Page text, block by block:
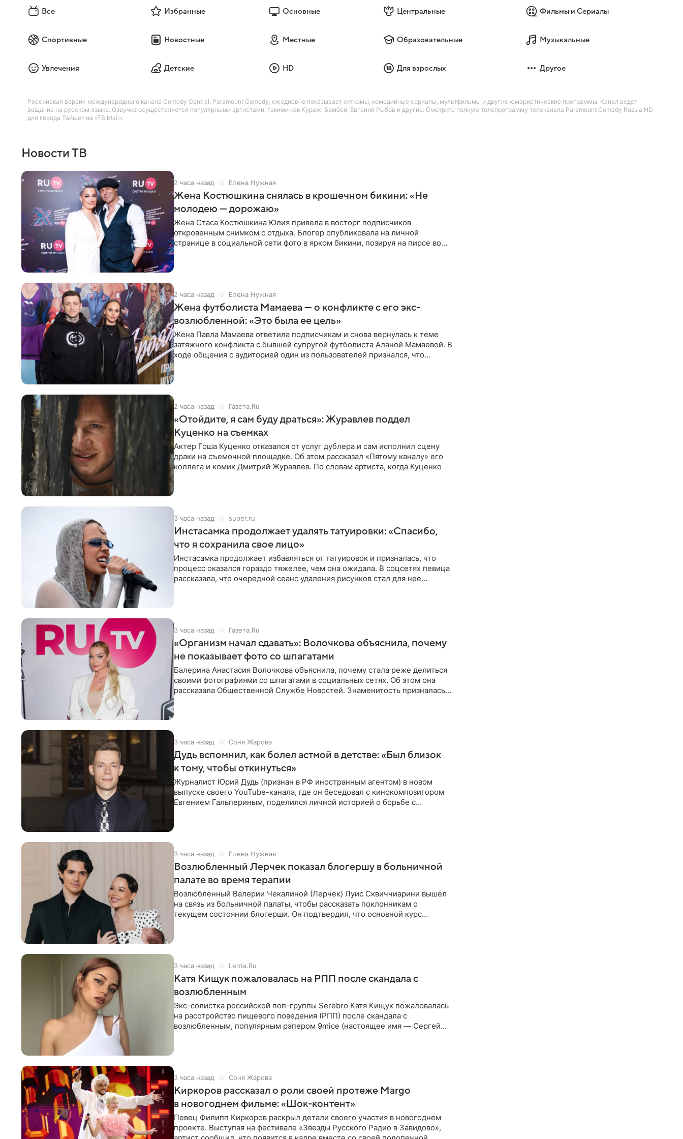
Все Избранные Основные Центральные Фильмы и Сериалы
Спортивные Новостные Местные Образовательные Музыкальные
Увлечения Детские HD Для взрослых Другое
Российская версия международного канала Comedy Central, Paramount Comedy, ежедневно показывает ситкомы, комедийные сериалы, мультфильмы и другие юмористические программы. Канал ведет
вещание на русском языке. Озвучка осуществляется популярными артистами, такими как Кураж-Бамбей, Евгений Рыбов и другие. Смотрите полную телепрограмму телеканала Paramount Comedy Russia HD
для города Тайшет на «ТВ Mail».
Новости ТВ
2 часа назад Елена Нужная
Жена Костюшкина снялась в крошечном бикини: «Не
молодею — дорожаю»
Жена Стаса Костюшкина Юлия привела в восторг подписчиков
откровенным снимком с отдыха. Блогер опубликовала на личной
странице в социальной сети фото в ярком бикини, позируя на пирсе во
2 часа назад Елена Нужная
Жена футболиста Мамаева — о конфликте с его экс-
возлюбленной: «Это была ее цель»
Жена Павла Мамаева ответила подписчикам и снова вернулась к теме
затяжного конфликта с бывшей супругой футболиста Аланой Мамаевой. В
ходе общения с аудиторией один из пользователей признался, что
2 часа назад Газета.Ru
«Отойдите, я сам буду драться»: Журавлев поддел
Куценко на съемках
Актер Гоша Куценко отказался от услуг дублера и сам исполнил сцену
драки на съемочной площадке. Об этом рассказал «Пятому каналу» его
коллега и комик Дмитрий Журавлев. По словам артиста, когда Куценко
3 часа назад super.ru
Инстасамка продолжает удалять татуировки: «Спасибо,
что я сохранила свое лицо»
Инстасамка продолжает избавляться от татуировок и призналась, что
процесс оказался гораздо тяжелее, чем она ожидала. В соцсетях певица
рассказала, что очередной сеанс удаления рисунков стал для нее
3 часа назад Газета.Ru
«Организм начал сдавать»: Волочкова объяснила, почему
не показывает фото со шпагатами
Балерина Анастасия Волочкова объяснила, почему стала реже делиться
своими фотографиями со шпагатами в социальных сетях. Об этом она
рассказала Общественной Службе Новостей. Знаменитость призналась,
3 часа назад Соня Жарова
Дудь вспомнил, как болел астмой в детстве: «Был близок
к тому, чтобы откинуться»
Журналист Юрий Дудь (признан в РФ иностранным агентом) в новом
выпуске своего YouTube-канала, где он беседовал с кинокомпозитором
Евгением Гальпериным, поделился личной историей о борьбе с
3 часа назад Елена Нужная
Возлюбленный Лерчек показал блогершу в больничной
палате во время терапии
Возлюбленный Валерии Чекалиной (Лерчек) Луис Сквиччиарини вышел
на связь из больничной палаты, чтобы рассказать поклонникам о
текущем состоянии блогерши. Он подтвердил, что основной курс
3 часа назад Lenta.Ru
Катя Кищук пожаловалась на РПП после скандала с
возлюбленным
Экс-солистка российской поп-группы Serebro Катя Кищук пожаловалась
на расстройство пищевого поведения (РПП) после скандала с
возлюбленным, популярным рэпером 9mice (настоящее имя — Сергей
3 часа назад Соня Жарова
Киркоров рассказал о роли своей протеже Margo
в новогоднем фильме: «Шок-контент»
Певец Филипп Киркоров раскрыл детали своего участия в новогоднем
проекте. Выступая на фестивале «Звезды Русского Радио в Завидово»,